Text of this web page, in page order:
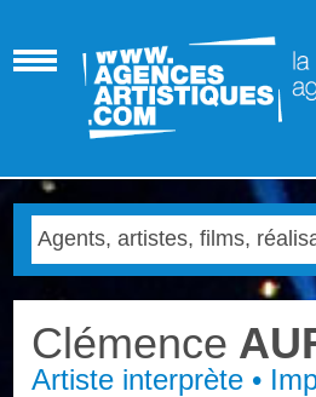
Clémence
Artiste interprète •